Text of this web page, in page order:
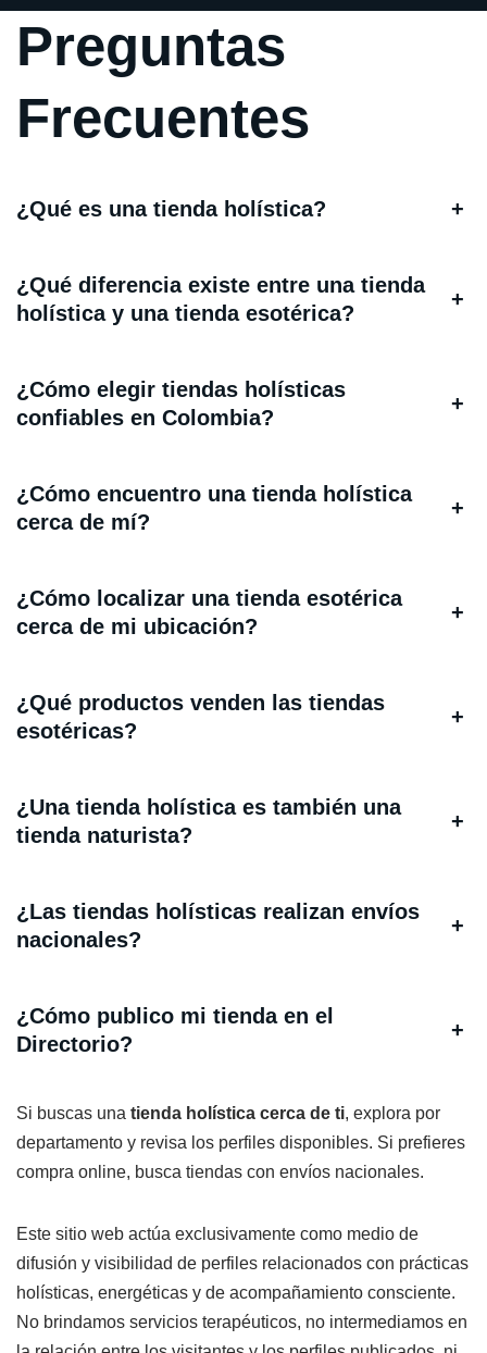
Preguntas
Frecuentes
¿Qué es una tienda holística? +
¿Qué diferencia existe entre una tienda
holística y una tienda esotérica?
+
¿Cómo elegir tiendas holísticas
confiables en Colombia?
+
¿Cómo encuentro una tienda holística
cerca de mí?
+
¿Cómo localizar una tienda esotérica
cerca de mi ubicación?
+
¿Qué productos venden las tiendas
esotéricas?
+
¿Una tienda holística es también una
tienda naturista?
+
¿Las tiendas holísticas realizan envíos
nacionales?
+
¿Cómo publico mi tienda en el
Directorio?
+
Si buscas una tienda holística cerca de ti, explora por
departamento y revisa los perfiles disponibles. Si prefieres
compra online, busca tiendas con envíos nacionales.
Este sitio web actúa exclusivamente como medio de
difusión y visibilidad de perfiles relacionados con prácticas
holísticas, energéticas y de acompañamiento consciente.
No brindamos servicios terapéuticos, no intermediamos en